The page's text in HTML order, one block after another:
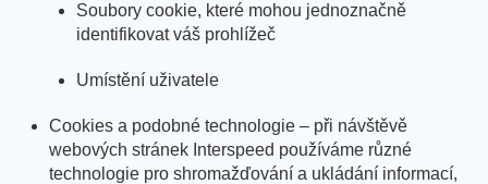
Soubory cookie, které mohou jednoznačně
identifikovat váš prohlížeč
Umístění uživatele
Cookies a podobné technologie – při návštěvě
webových stránek Interspeed používáme různé
technologie pro shromažďování a ukládání informací,